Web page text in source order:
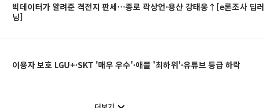
빅데이터가 알려준 격전지 판세…종로 곽상언·용산 강태웅↑[e론조사 딥러
닝]
이용자 보호 LGU+·SKT '매우 우수'·애플 '최하위'·유튜브 등급 하락